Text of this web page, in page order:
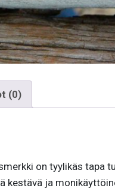
(0)
on tyylikäs tapa
kestävä ja